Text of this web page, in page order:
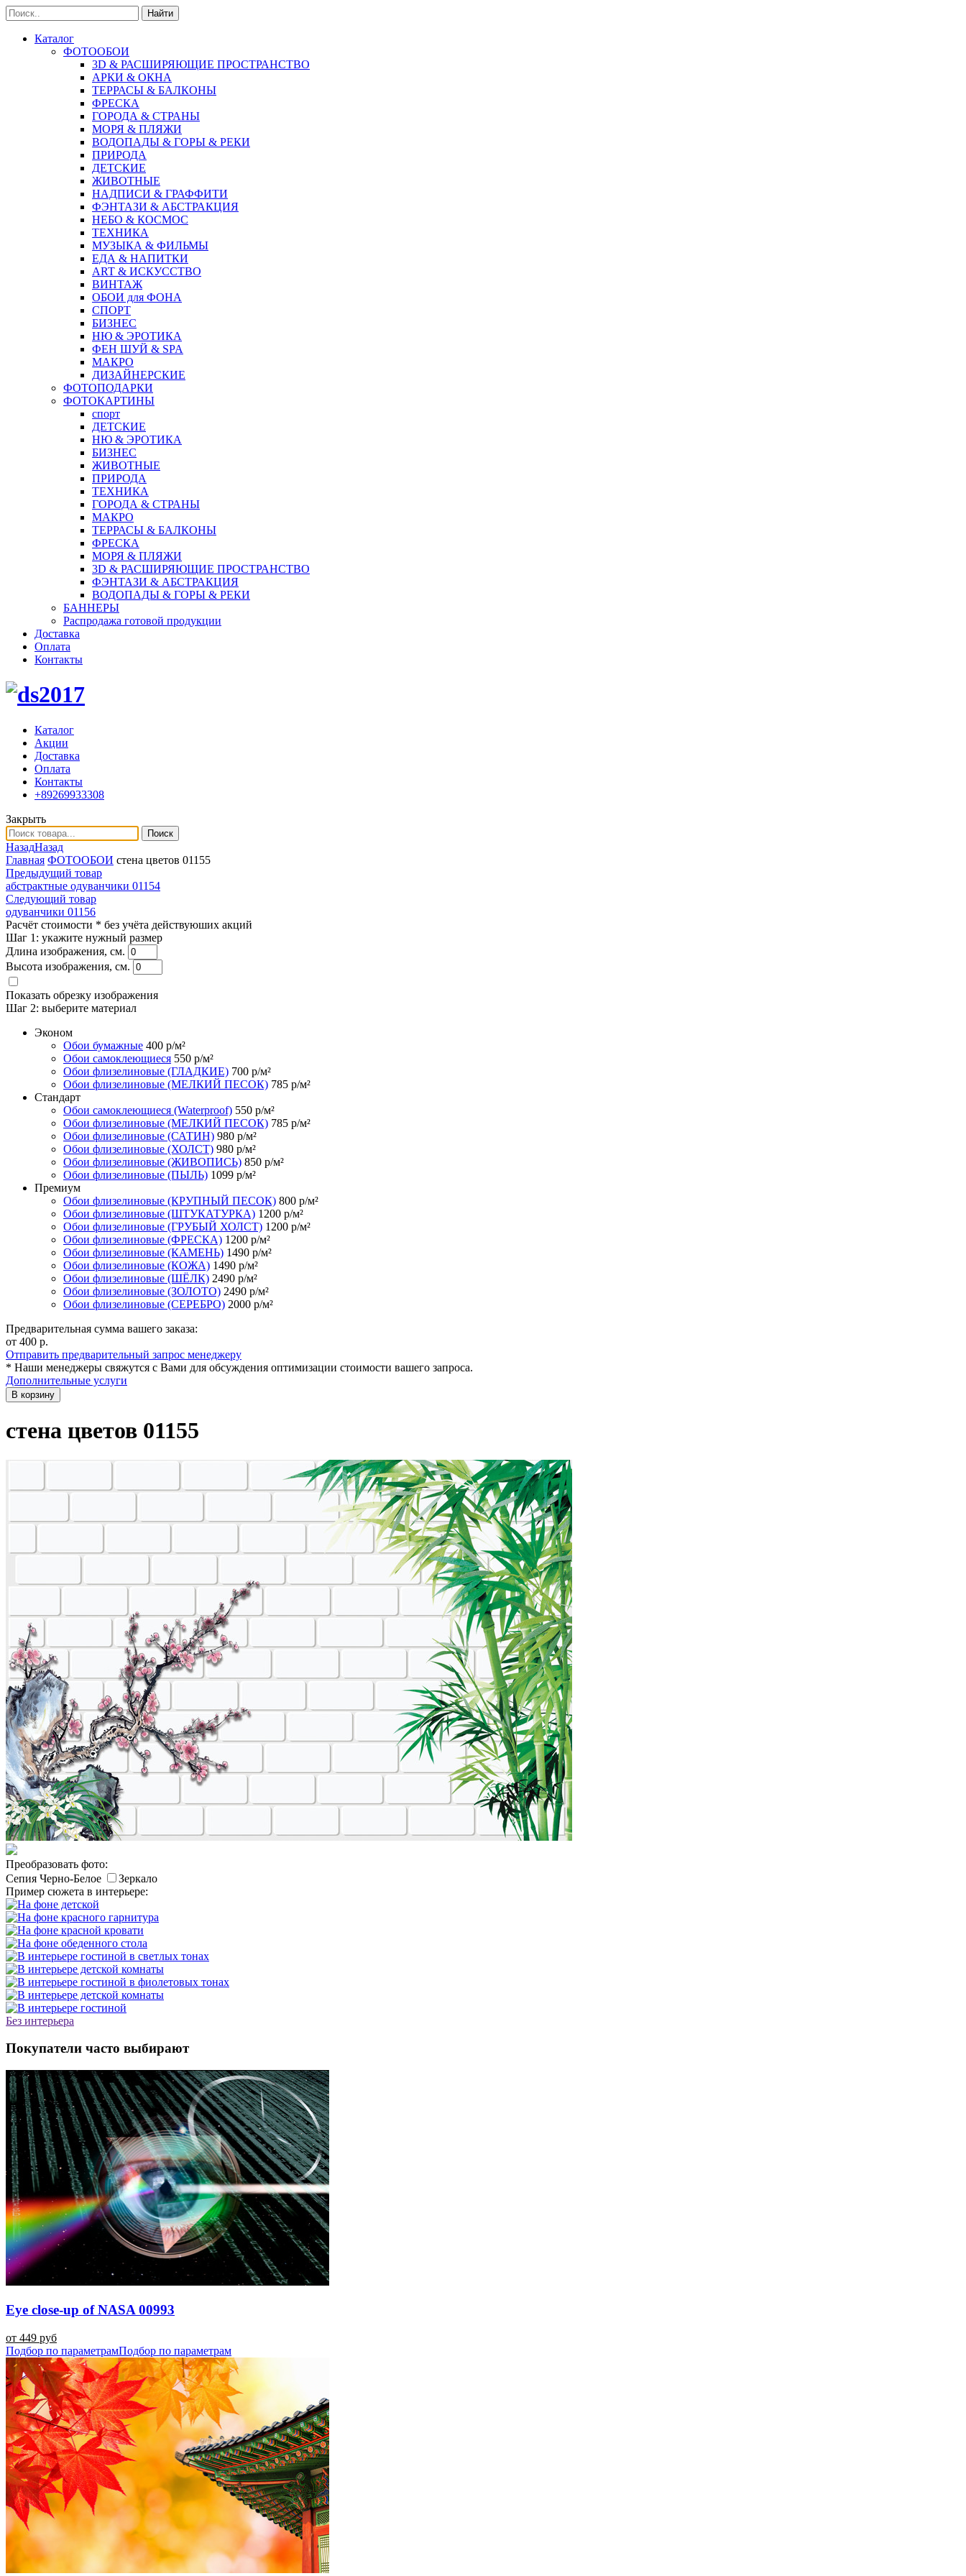
Найти
Каталог
ФОТООБОИ
3D & РАСШИРЯЮЩИЕ ПРОСТРАНСТВО
АРКИ & ОКНА
ТЕРРАСЫ & БАЛКОНЫ
ФРЕСКА
ГОРОДА & СТРАНЫ
МОРЯ & ПЛЯЖИ
ВОДОПАДЫ & ГОРЫ & РЕКИ
ПРИРОДА
ДЕТСКИЕ
ЖИВОТНЫЕ
НАДПИСИ & ГРАФФИТИ
ФЭНТАЗИ & АБСТРАКЦИЯ
НЕБО & КОСМОС
ТЕХНИКА
МУЗЫКА & ФИЛЬМЫ
ЕДА & НАПИТКИ
ART & ИСКУССТВО
ВИНТАЖ
ОБОИ для ФОНА
СПОРТ
БИЗНЕС
НЮ & ЭРОТИКА
ФЕН ШУЙ & SPA
МАКРО
ДИЗАЙНЕРСКИЕ
ФОТОПОДАРКИ
ФОТОКАРТИНЫ
спорт
ДЕТСКИЕ
НЮ & ЭРОТИКА
БИЗНЕС
ЖИВОТНЫЕ
ПРИРОДА
ТЕХНИКА
ГОРОДА & СТРАНЫ
МАКРО
ТЕРРАСЫ & БАЛКОНЫ
ФРЕСКА
МОРЯ & ПЛЯЖИ
3D & РАСШИРЯЮЩИЕ ПРОСТРАНСТВО
ФЭНТАЗИ & АБСТРАКЦИЯ
ВОДОПАДЫ & ГОРЫ & РЕКИ
БАННЕРЫ
Распродажа готовой продукции
Доставка
Оплата
Контакты
Каталог
Акции
Доставка
Оплата
Контакты
+89269933308
Закрыть
Поиск
НазадНазад
Главная ФОТООБОИ стена цветов 01155
Предыдущий товар
абстрактные одуванчики 01154
Следующий товар
одуванчики 01156
Расчёт стоимости * без учёта действуюших акций
Шаг 1: укажите нужный размер
Длина изображения, см.
Высота изображения, см.
Показать обрезку изображения
Шаг 2: выберите материал
Эконом
Обои бумажные 400 р/м²
Обои самоклеющиеся 550 р/м²
Обои флизелиновые (ГЛАДКИЕ) 700 р/м²
Обои флизелиновые (МЕЛКИЙ ПЕСОК) 785 р/м²
Стандарт
Обои самоклеющиеся (Waterproof) 550 р/м²
Обои флизелиновые (МЕЛКИЙ ПЕСОК) 785 р/м²
Обои флизелиновые (САТИН) 980 р/м²
Обои флизелиновые (ХОЛСТ) 980 р/м²
Обои флизелиновые (ЖИВОПИСЬ) 850 р/м²
Обои флизелиновые (ПЫЛЬ) 1099 р/м²
Премиум
Обои флизелиновые (КРУПНЫЙ ПЕСОК) 800 р/м²
Обои флизелиновые (ШТУКАТУРКА) 1200 р/м²
Обои флизелиновые (ГРУБЫЙ ХОЛСТ) 1200 р/м²
Обои флизелиновые (ФРЕСКА) 1200 р/м²
Обои флизелиновые (КАМЕНЬ) 1490 р/м²
Обои флизелиновые (КОЖА) 1490 р/м²
Обои флизелиновые (ШЁЛК) 2490 р/м²
Обои флизелиновые (ЗОЛОТО) 2490 р/м²
Обои флизелиновые (СЕРЕБРО) 2000 р/м²
Предварительная сумма вашего заказа:
от 400 р.
Отправить предварительный запрос менеджеру
* Наши менеджеры свяжутся с Вами для обсуждения оптимизации стоимости вашего запроса.
Дополнительные услуги
В корзину
стена цветов 01155
Преобразовать фото:
Сепия Черно-Белое
Зеркало
Пример сюжета в интерьере:
Без интерьера
Покупатели часто выбирают
Eye close-up of NASA 00993
от 449 руб
Подбор по параметрамПодбор по параметрам